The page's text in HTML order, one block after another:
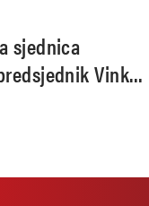
sjednica
Vinko